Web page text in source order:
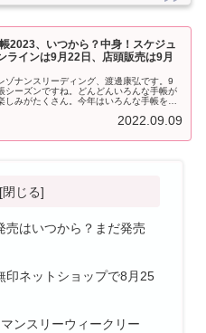
2023、いつから？中身！スケジュ
ラインは9月22日、店頭販売は9月
ゾナンスリーディング、渡邊康弘です。9
シーズンですね。どんどんいろんな手帳が
しみがたくさん。今年はいろんな手帳を、
2022.09.09
はいつから？まだ発売
ネットショップで8月25
ンスリーウィークリー